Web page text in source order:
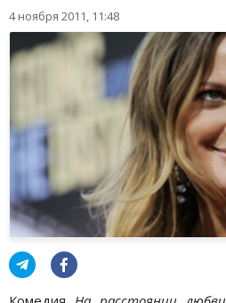
4 ноября 2011, 11:48